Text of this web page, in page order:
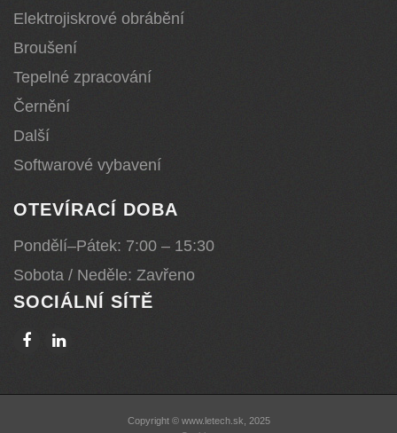
Elektrojiskrové obrábění
Broušení
Tepelné zpracování
Černění
Další
Softwarové vybavení
OTEVÍRACÍ DOBA
Pondělí–Pátek: 7:00 – 15:30
Sobota / Neděle: Zavřeno
SOCIÁLNÍ SÍTĚ
Copyright © www.letech.sk, 2025